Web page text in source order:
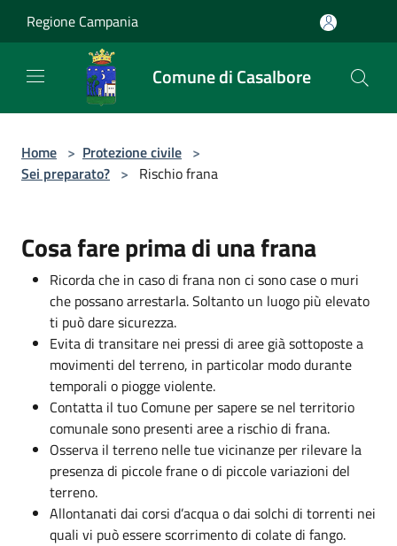
Regione Campania
Comune di Casalbore
Home > Protezione civile >
Sei preparato? > Rischio frana
Cosa fare prima di una frana
Ricorda che in caso di frana non ci sono case o muri
che possano arrestarla. Soltanto un luogo più elevato
ti può dare sicurezza.
Evita di transitare nei pressi di aree già sottoposte a
movimenti del terreno, in particolar modo durante
temporali o piogge violente.
Contatta il tuo Comune per sapere se nel territorio
comunale sono presenti aree a rischio di frana.
Osserva il terreno nelle tue vicinanze per rilevare la
presenza di piccole frane o di piccole variazioni del
terreno.
Allontanati dai corsi d’acqua o dai solchi di torrenti nei
quali vi può essere scorrimento di colate di fango.